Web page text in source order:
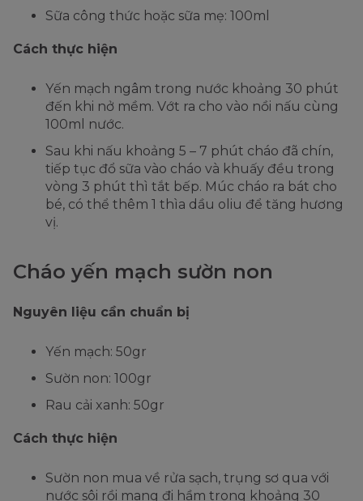
Sữa công thức hoặc sữa mẹ: 100ml
Cách thực hiện
Yến mạch ngâm trong nước khoảng 30 phút
đến khi nở mềm. Vớt ra cho vào nồi nấu cùng
100ml nước.
Sau khi nấu khoảng 5 – 7 phút cháo đã chín,
tiếp tục đổ sữa vào cháo và khuấy đều trong
vòng 3 phút thì tắt bếp. Múc cháo ra bát cho
bé, có thể thêm 1 thìa dầu oliu để tăng hương
vị.
Cháo yến mạch sườn non
Nguyên liệu cần chuẩn bị
Yến mạch: 50gr
Sườn non: 100gr
Rau cải xanh: 50gr
Cách thực hiện
Sườn non mua về rửa sạch, trụng sơ qua với
nước sôi rồi mang đi hầm trong khoảng 30